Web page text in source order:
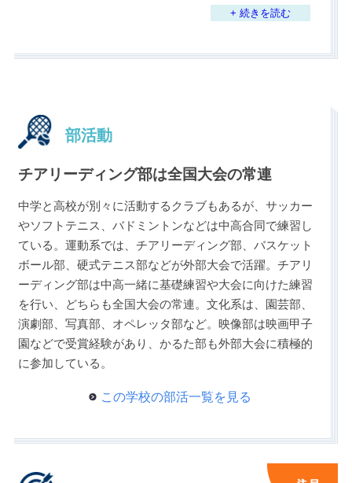
+ 続きを読む
部活動
チアリーディング部は全国大会の常連
中学と高校が別々に活動するクラブもあるが、サッカー
やソフトテニス、バドミントンなどは中高合同で練習し
ている。運動系では、チアリーディング部、バスケット
ボール部、硬式テニス部などが外部大会で活躍。チアリ
ーディング部は中高一緒に基礎練習や大会に向けた練習
を行い、どちらも全国大会の常連。文化系は、園芸部、
演劇部、写真部、オペレッタ部など。映像部は映画甲子
園などで受賞経験があり、かるた部も外部大会に積極的
に参加している。
この学校の部活一覧を見る